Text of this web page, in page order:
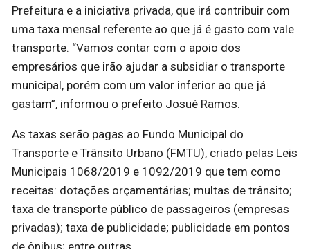
Prefeitura e a iniciativa privada, que irá contribuir com
uma taxa mensal referente ao que já é gasto com vale
transporte. “Vamos contar com o apoio dos
empresários que irão ajudar a subsidiar o transporte
municipal, porém com um valor inferior ao que já
gastam”, informou o prefeito Josué Ramos.
As taxas serão pagas ao Fundo Municipal do
Transporte e Trânsito Urbano (FMTU), criado pelas Leis
Municipais 1068/2019 e 1092/2019 que tem como
receitas: dotações orçamentárias; multas de trânsito;
taxa de transporte público de passageiros (empresas
privadas); taxa de publicidade; publicidade em pontos